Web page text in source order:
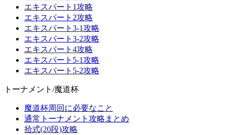
エキスパート1攻略
エキスパート2攻略
エキスパート3-1攻略
エキスパート3-2攻略
エキスパート4攻略
エキスパート5-1攻略
エキスパート5-2攻略
トーナメント/魔道杯
魔道杯周回に必要なこと
通常トーナメント攻略まとめ
拾式(20段)攻略